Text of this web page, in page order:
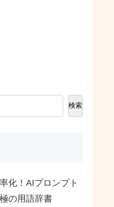
検索
化！AIプロンプト
の用語辞書